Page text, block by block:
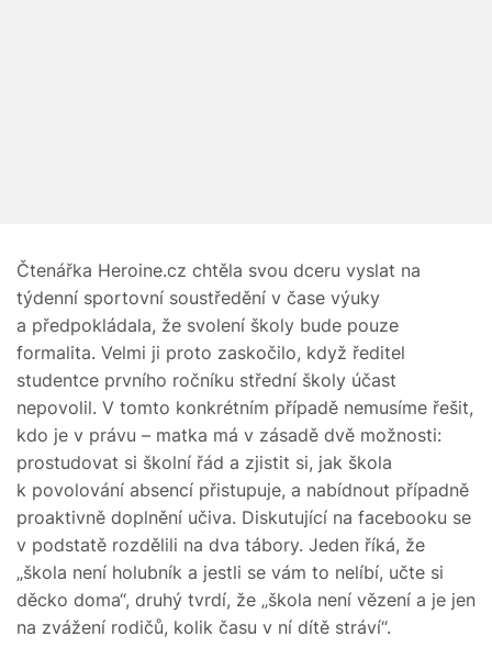
Čtenářka Heroine.cz chtěla svou dceru vyslat na
týdenní sportovní soustředění v čase výuky
a předpokládala, že svolení školy bude pouze
formalita. Velmi ji proto zaskočilo, když ředitel
studentce prvního ročníku střední školy účast
nepovolil. V tomto konkrétním případě nemusíme řešit,
kdo je v právu – matka má v zásadě dvě možnosti:
prostudovat si školní řád a zjistit si, jak škola
k povolování absencí přistupuje, a nabídnout případně
proaktivně doplnění učiva. Diskutující na facebooku se
v podstatě rozdělili na dva tábory. Jeden říká, že
„škola není holubník a jestli se vám to nelíbí, učte si
děcko doma“, druhý tvrdí, že „škola není vězení a je jen
na zvážení rodičů, kolik času v ní dítě stráví“.